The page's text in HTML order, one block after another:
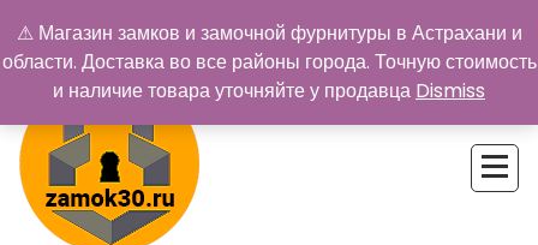
содержимому
⚠ Магазин замков и замочной фурнитуры в Астрахани и
области. Доставка во все районы города. Точную стоимость
и наличие товара уточняйте у продавца Dismiss